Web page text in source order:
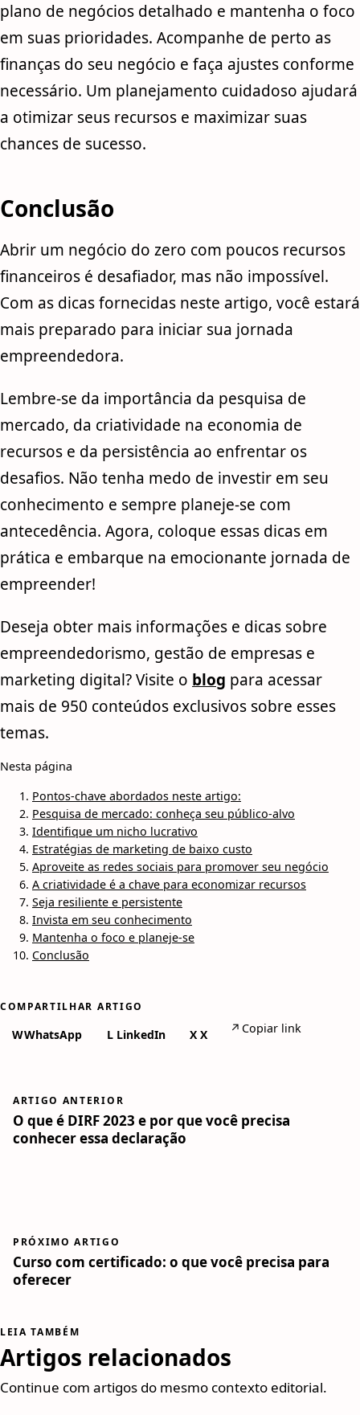
plano de negócios detalhado e mantenha o foco
em suas prioridades. Acompanhe de perto as
finanças do seu negócio e faça ajustes conforme
necessário. Um planejamento cuidadoso ajudará
a otimizar seus recursos e maximizar suas
chances de sucesso.
Conclusão
Abrir um negócio do zero com poucos recursos
financeiros é desafiador, mas não impossível.
Com as dicas fornecidas neste artigo, você estará
mais preparado para iniciar sua jornada
empreendedora.
Lembre-se da importância da pesquisa de
mercado, da criatividade na economia de
recursos e da persistência ao enfrentar os
desafios. Não tenha medo de investir em seu
conhecimento e sempre planeje-se com
antecedência. Agora, coloque essas dicas em
prática e embarque na emocionante jornada de
empreender!
Deseja obter mais informações e dicas sobre
empreendedorismo, gestão de empresas e
marketing digital? Visite o blog para acessar
mais de 950 conteúdos exclusivos sobre esses
temas.
Nesta página
Pontos-chave abordados neste artigo:
Pesquisa de mercado: conheça seu público-alvo
Identifique um nicho lucrativo
Estratégias de marketing de baixo custo
Aproveite as redes sociais para promover seu negócio
A criatividade é a chave para economizar recursos
Seja resiliente e persistente
Invista em seu conhecimento
Mantenha o foco e planeje-se
Conclusão
COMPARTILHAR ARTIGO
WWhatsApp L LinkedIn X X ↗ Copiar link
ARTIGO ANTERIOR
O que é DIRF 2023 e por que você precisa
conhecer essa declaração
PRÓXIMO ARTIGO
Curso com certificado: o que você precisa para
oferecer
LEIA TAMBÉM
Artigos relacionados
Continue com artigos do mesmo contexto editorial.